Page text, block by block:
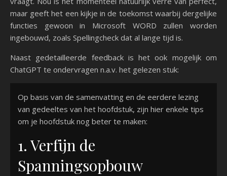
maar geeft het een kijkje in de toekomst waarbij dergelijke
functies gewoon in Microsoft WORD zullen worden
ingebouwd, zoals Spellingcheck dat al lange tijd is.
Naast gedetailleerde feedback is het ook mogelijk om
ChatGPT te ondervragen n.a.v. het gelezen stuk:
Op basis van de samenvatting en de eerdere lezing
van gedeeltes van het hoofdstuk, zijn hier enkele tips
om je hoofdstuk nog beter te maken:
1. Verfijn de
Spanningsopbouw